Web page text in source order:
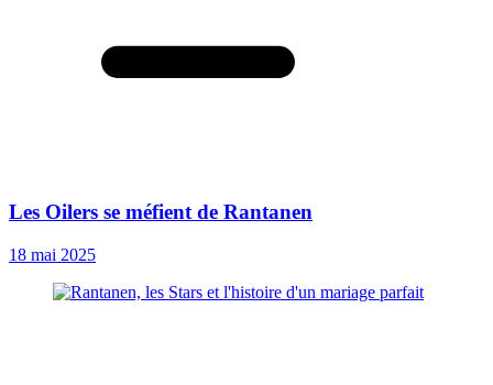
Les Oilers se méfient de Rantanen
18 mai 2025